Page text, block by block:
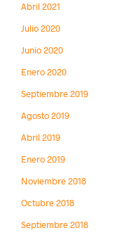
Abril 2021
Julio 2020
Junio 2020
Enero 2020
Septiembre 2019
Agosto 2019
Abril 2019
Enero 2019
Noviembre 2018
Octubre 2018
Septiembre 2018